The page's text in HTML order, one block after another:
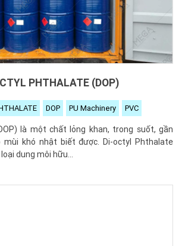
PHTHALATE (DOP)
DOP PU Machinery PVC
là một chất lỏng khan, trong suốt, gần
mùi khó nhật biết được. Di-octyl Phthalate
dung môi hữu...